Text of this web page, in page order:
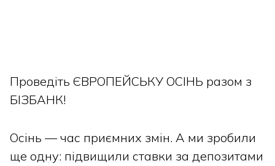
Проведіть ЄВРОПЕЙСЬКУ ОСІНЬ разом з
БІЗБАНК!
Осінь — час приємних змін. А ми зробили
ще одну: підвищили ставки за депозитами